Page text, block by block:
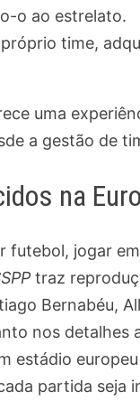
o ao estrelato.
time,
uma
a gestão de
na
futebol, jogar em
traz
Bernabéu,
nos
estádio
partida seja